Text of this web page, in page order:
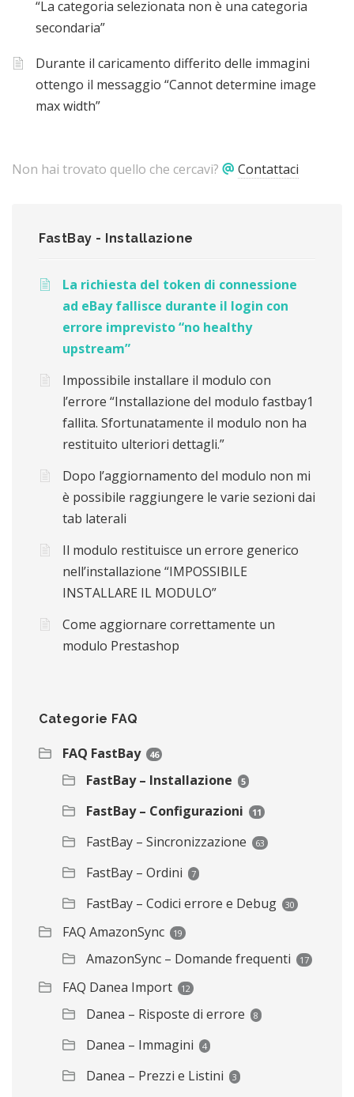
“La categoria selezionata non è una categoria
secondaria”
Durante il caricamento differito delle immagini
ottengo il messaggio “Cannot determine image
max width”
Non hai trovato quello che cercavi? Contattaci
FastBay - Installazione
La richiesta del token di connessione
ad eBay fallisce durante il login con
errore imprevisto “no healthy
upstream”
Impossibile installare il modulo con
l’errore “Installazione del modulo fastbay1
fallita. Sfortunatamente il modulo non ha
restituito ulteriori dettagli.”
Dopo l’aggiornamento del modulo non mi
è possibile raggiungere le varie sezioni dai
tab laterali
Il modulo restituisce un errore generico
nell’installazione “IMPOSSIBILE
INSTALLARE IL MODULO”
Come aggiornare correttamente un
modulo Prestashop
Categorie FAQ
FAQ FastBay 46
FastBay – Installazione 5
FastBay – Configurazioni 11
FastBay – Sincronizzazione 63
FastBay – Ordini 7
FastBay – Codici errore e Debug 30
FAQ AmazonSync 19
AmazonSync – Domande frequenti 17
FAQ Danea Import 12
Danea – Risposte di errore 8
Danea – Immagini 4
Danea – Prezzi e Listini 3